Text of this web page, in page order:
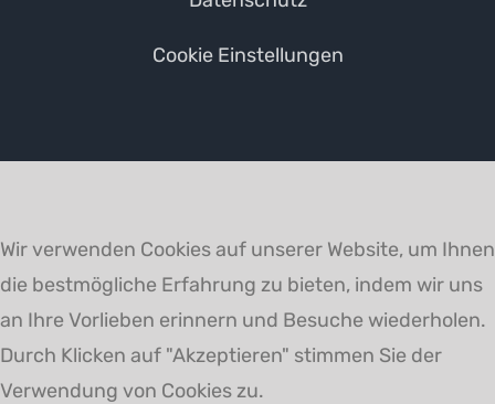
Cookie Einstellungen
Wir verwenden Cookies auf unserer Website, um Ihnen
die bestmögliche Erfahrung zu bieten, indem wir uns
an Ihre Vorlieben erinnern und Besuche wiederholen.
Durch Klicken auf "Akzeptieren" stimmen Sie der
Verwendung von Cookies zu.